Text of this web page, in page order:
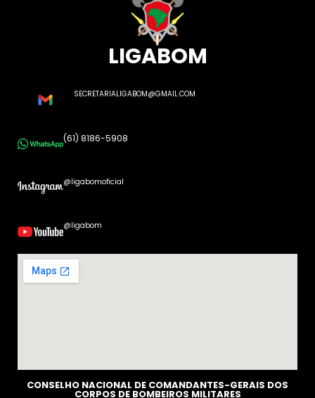
LIGABOM
SECRETARIALIGABOM@GMAIL.COM
(61) 8186-5908
@ligabomoficial
@ligabom
CONSELHO NACIONAL DE COMANDANTES-GERAIS DOS
CORPOS DE BOMBEIROS MILITARES​